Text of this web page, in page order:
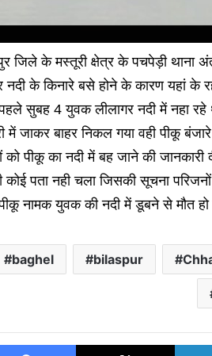
जिले के मस्तूरी क्षेत्र के पचपेड़ी थाना
नदी के किनारे बसे होने के कारण यहां के
सुबह 4 युवक लीलागर नदी में नहा
में जाकर बाहर निकल गया वही पीकू बंजारे
को पीकू का नदी में बह जाने की
कोई पता नही चला जिसकी सूचना
नामक युवक की नदी में डूबने से मौत
baghel bilaspur
Facebook X